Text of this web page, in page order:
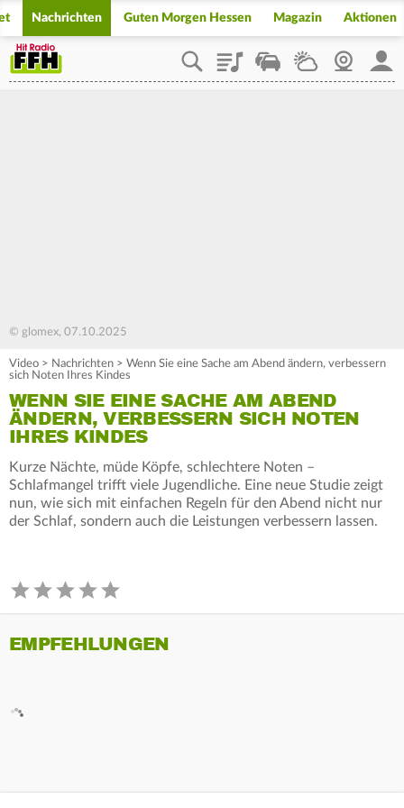
Nachrichten Guten Morgen Hessen Magazin Aktionen
PlaylistStaupilotWetterWebcam
© glomex, 07.10.2025
Video > Nachrichten > Wenn Sie eine Sache am Abend ändern, verbessern
sich Noten Ihres Kindes
WENN SIE EINE SACHE AM ABEND
ÄNDERN, VERBESSERN SICH NOTEN
IHRES KINDES
Kurze Nächte, müde Köpfe, schlechtere Noten –
Schlafmangel trifft viele Jugendliche. Eine neue Studie zeigt
nun, wie sich mit einfachen Regeln für den Abend nicht nur
der Schlaf, sondern auch die Leistungen verbessern lassen.
EMPFEHLUNGEN